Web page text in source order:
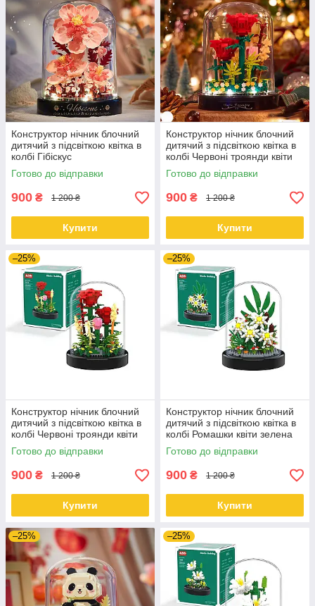
Конструктор нічник блочний
дитячий з підсвіткою квітка в
колбі Гібіскус
Готово до відправки
900 ₴ 1 200 ₴
Купити
Конструктор нічник блочний
дитячий з підсвіткою квітка в
колбі Червоні троянди квіти
Готово до відправки
900 ₴ 1 200 ₴
Купити
–25%
Конструктор нічник блочний
дитячий з підсвіткою квітка в
колбі Червоні троянди квіти
зелена коробка
Готово до відправки
900 ₴ 1 200 ₴
Купити
–25%
Конструктор нічник блочний
дитячий з підсвіткою квітка в
колбі Ромашки квіти зелена
коробка
Готово до відправки
900 ₴ 1 200 ₴
Купити
–25% –25%